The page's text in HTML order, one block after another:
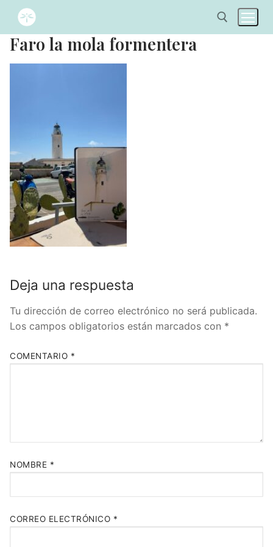
Faro la mola formentera
Deja una respuesta
Tu dirección de correo electrónico no será publicada.
Los campos obligatorios están marcados con *
COMENTARIO *
NOMBRE *
CORREO ELECTRÓNICO *